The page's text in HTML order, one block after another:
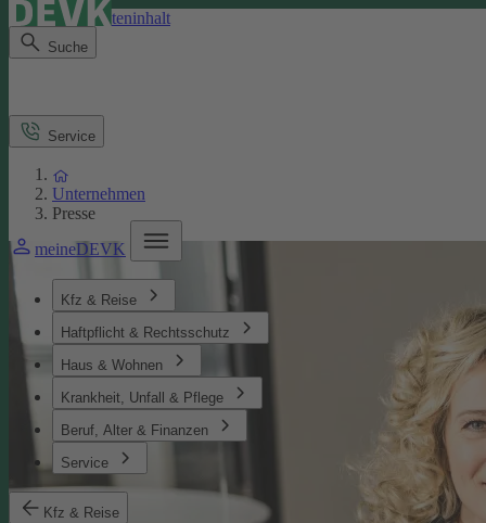
Direkt zum Seiteninhalt
Suche
meineDEVK
Kfz & Reise
Haftpflicht & Rechtsschutz
Haus & Wohnen
Krankheit, Unfall & Pflege
Beruf, Alter & Finanzen
Service
Kfz & Reise
Service
Unternehmen
Presse